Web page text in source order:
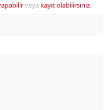
veya kayıt olabilirsiniz.